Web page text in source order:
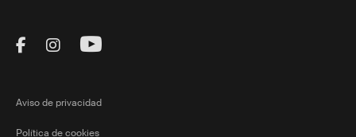
Visit Thule on Facebook (external link)
Visit Thule on Instagram (external link)
Visit Thule on Youtube (external
Aviso de privacidad
Política de cookies